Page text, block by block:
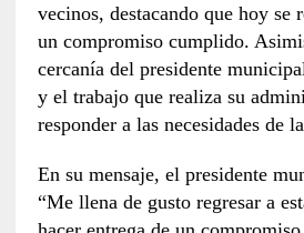
vecinos, destacando que hoy se
un compromiso cumplido.
cercanía del presidente
y el trabajo que realiza su
responder a las necesidades de
En su mensaje, el presidente
“Me llena de gusto regresar a